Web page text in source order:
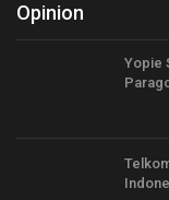
Opinion
Yopie